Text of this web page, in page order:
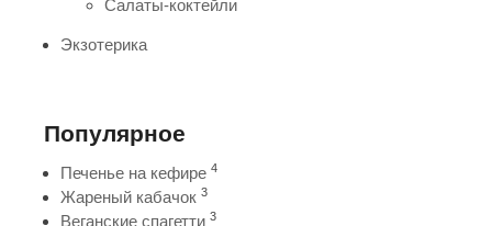
Салаты-коктейли
Экзотерика
Популярное
Печенье на кефире 4
Жареный кабачок 3
Веганские спагетти 3